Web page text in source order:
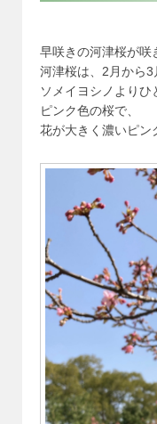
早咲きの河津桜が咲
河津桜は、2月から3
ソメイヨシノより
ピンク色の桜で、
花が大きく濃いピン